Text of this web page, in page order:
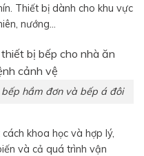
Thiết bị dành cho khu vực
nướng…
hầm đơn và bếp á đôi
khoa học và hợp lý,
và cả quá trình vận